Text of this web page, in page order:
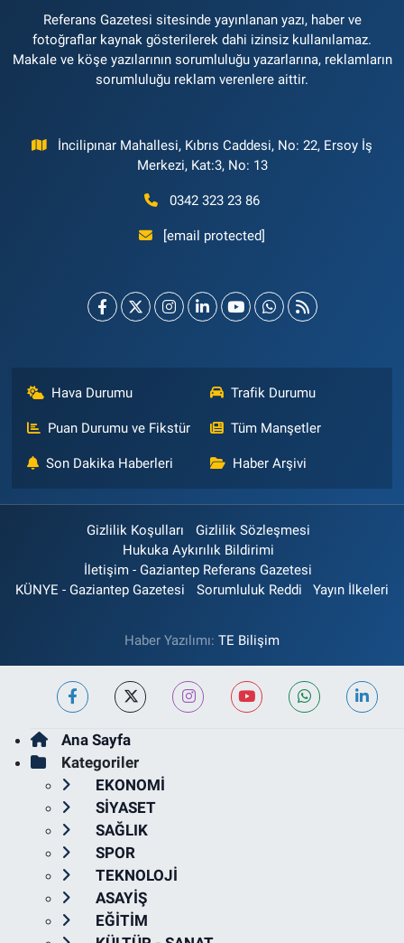
Referans Gazetesi sitesinde yayınlanan yazı, haber ve
fotoğraflar kaynak gösterilerek dahi izinsiz kullanılamaz.
Makale ve köşe yazılarının sorumluluğu yazarlarına, reklamların
sorumluluğu reklam verenlere aittir.
İncilipınar Mahallesi, Kıbrıs Caddesi, No: 22, Ersoy İş
Merkezi, Kat:3, No: 13
0342 323 23 86
[email protected]
Hava Durumu Trafik Durumu
Puan Durumu ve Fikstür Tüm Manşetler
Son Dakika Haberleri Haber Arşivi
Gizlilik Koşulları
Gizlilik Sözleşmesi
Hukuka Aykırılık Bildirimi
İletişim - Gaziantep Referans Gazetesi
KÜNYE - Gaziantep Gazetesi
Sorumluluk Reddi Yayın İlkeleri
Haber Yazılımı: TE Bilişim
Ana Sayfa
Kategoriler
EKONOMİ
SİYASET
SAĞLIK
SPOR
TEKNOLOJİ
ASAYİŞ
EĞİTİM